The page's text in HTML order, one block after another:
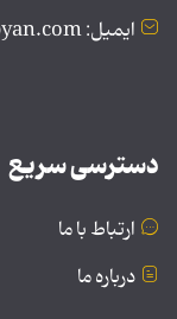
ایمیل: public@tebyan.com
دسترسی سریع
ارتباط با ما
درباره ما